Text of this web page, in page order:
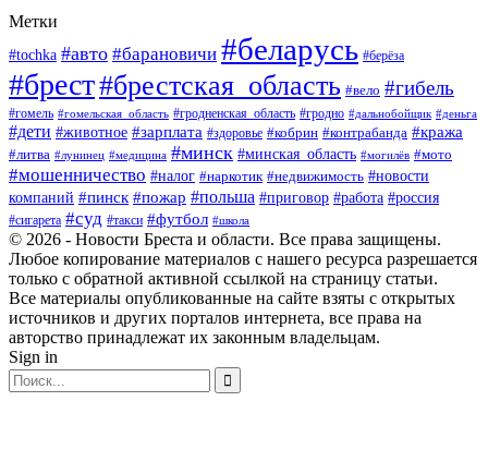
Метки
#tochka #авто #барановичи #беларусь #берёза
#брест#брестская_область #вело #гибель
#гомель #гомельская_область #гродненская_область #гродно #дальнобойщик #деньга
#дети #животное #зарплата #здоровье #кобрин #контрабанда #кража
#литва #лунинец #медицина #минск #минская_область #могилёв #мото
#мошенничество #налог #наркотик #недвижимость #новости
компаний #пинск #пожар #польша #приговор #работа #россия
#сигарета #суд #такси #футбол #школа
© 2026 - Новости Бреста и области. Все права защищены.
Любое копирование материалов с нашего ресурса разрешается
только с обратной активной ссылкой на страницу статьи.
Все материалы опубликованные на сайте взяты с открытых
источников и других порталов интернета, все права на
авторство принадлежат их законным владельцам.
Sign in